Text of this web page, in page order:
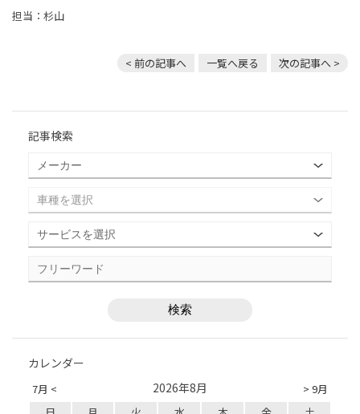
担当：杉山
< 前の記事へ 一覧へ戻る 次の記事へ >
記事検索
カレンダー
7月 < > 9月
2026年8月